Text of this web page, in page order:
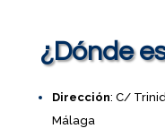
¿Dónde
Dirección: C/
Málaga